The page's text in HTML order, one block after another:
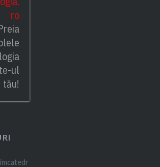
ro
ul
tău!